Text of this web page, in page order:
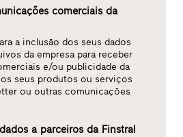
comerciais da
a inclusão dos seus dados
da empresa para receber
e/ou publicidade da
seus produtos ou serviços
ou outras comunicações
a parceiros da Finstral